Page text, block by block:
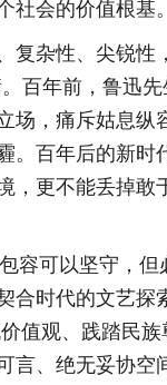
社会的价值根基。
复杂性、尖锐性
百年前，鲁迅
场，痛斥姑息纵
。百年后的新时
，更不能丢掉敢
容可以坚守，
合时代的文艺探
值观、践踏民
言、绝无妥协空